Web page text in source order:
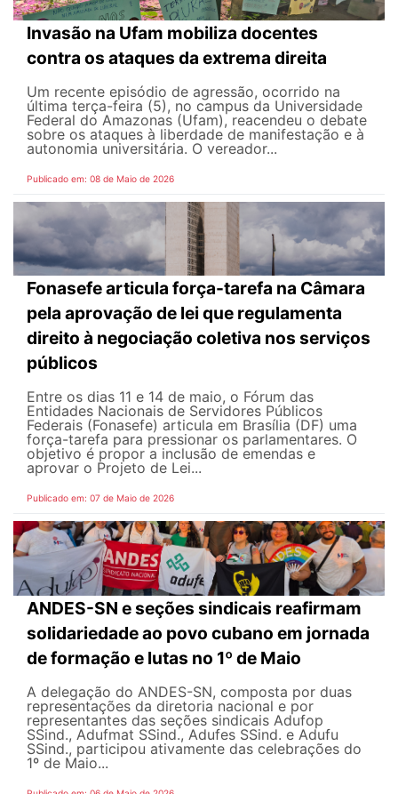
Invasão na Ufam mobiliza docentes
contra os ataques da extrema direita
Um recente episódio de agressão, ocorrido na
última terça-feira (5), no campus da Universidade
Federal do Amazonas (Ufam), reacendeu o debate
sobre os ataques à liberdade de manifestação e à
autonomia universitária. O vereador...
Publicado em: 08 de Maio de 2026
Fonasefe articula força-tarefa na Câmara
pela aprovação de lei que regulamenta
direito à negociação coletiva nos serviços
públicos
Entre os dias 11 e 14 de maio, o Fórum das
Entidades Nacionais de Servidores Públicos
Federais (Fonasefe) articula em Brasília (DF) uma
força-tarefa para pressionar os parlamentares. O
objetivo é propor a inclusão de emendas e
aprovar o Projeto de Lei...
Publicado em: 07 de Maio de 2026
ANDES-SN e seções sindicais reafirmam
solidariedade ao povo cubano em jornada
de formação e lutas no 1º de Maio
A delegação do ANDES-SN, composta por duas
representações da diretoria nacional e por
representantes das seções sindicais Adufop
SSind., Adufmat SSind., Adufes SSind. e Adufu
SSind., participou ativamente das celebrações do
1º de Maio...